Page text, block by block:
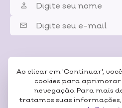
Ao clicar em 'Continuar',
cookies para aprimorar
nevegação. Para mais
tratamos suas informações,